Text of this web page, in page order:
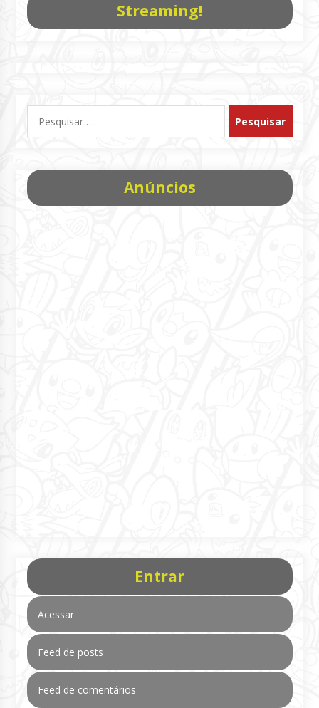
Streaming!
por:
Anúncios
Entrar
Acessar
Feed de posts
Feed de comentários